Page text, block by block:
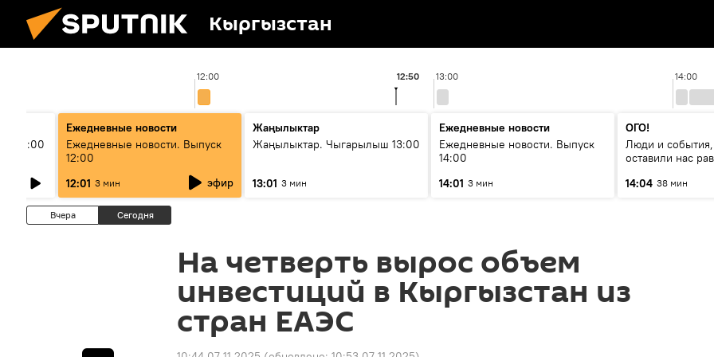
Кыргызстан
12:00 13:00 14:00
12:50
11:00
Ежедневные новости
Ежедневные новости. Выпуск
12:00
12:01 3 мин эфир
Жаңылыктар
Жаңылыктар. Чыгарылыш 13:00
13:01 3 мин
Ежедневные новости
Ежедневные новости. Выпуск
14:00
14:01 3 мин
ОГО!
Люди и
оставили нас
14:04 38 мин
Вчера Сегодня
На четверть вырос объем
инвестиций в Кыргызстан из
стран ЕАЭС